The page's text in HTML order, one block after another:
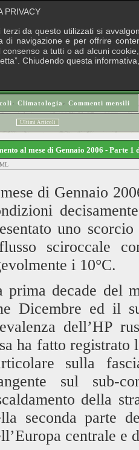
› Climatologia › Commenti mensili
Ultimi Articoli
al mese di Gennaio 2006 - Parte
di Gennaio
uno
sciroccale
i 10°C.
prima decade del
Dicembre ed il
dell’HP
ha fatto
sulla
sul sub-
della
seconda parte
centrale e
PRIVACY
da questo utilizzati si
di navigazione e per offrire
a tutti o ad alcuni
Chiudendo questa